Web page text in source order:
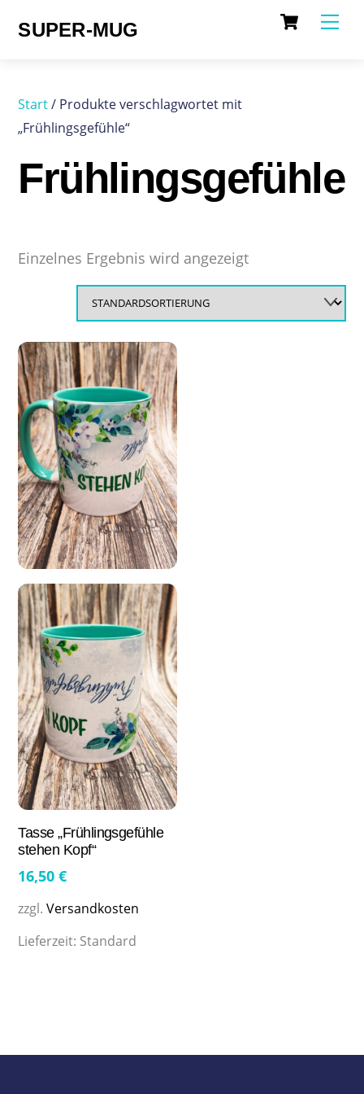
Cart
SUPER-MUG
Start/ Produkte verschlagwortet mit
„Frühlingsgefühle“
Frühlingsgefühle
Einzelnes Ergebnis wird angezeigt
Tasse „Frühlingsgefühle
stehen Kopf“
16,50€
zzgl.Versandkosten
Lieferzeit: Standard